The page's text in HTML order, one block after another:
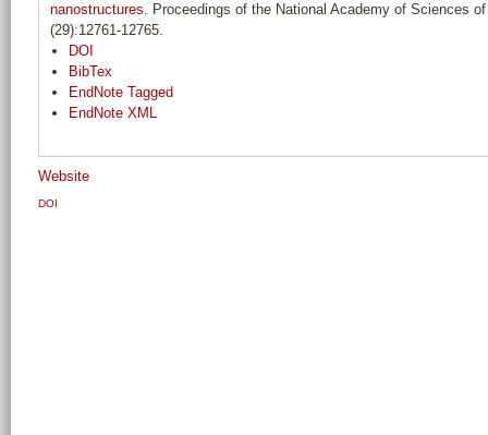
nanostructures. Proceedings of the National Academy of Sciences
(29):12761-12765.
DOI
BibTex
EndNote Tagged
EndNote XML
Website
DOI